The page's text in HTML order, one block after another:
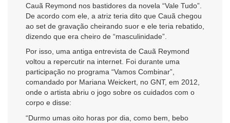
Cauã Reymond nos bastidores da novela “Vale Tudo”.
De acordo com ele, a atriz teria dito que Cauã chegou
ao set de gravação cheirando suor e ele teria rebatido,
dizendo que era cheiro de “masculinidade”.
Por isso, uma antiga entrevista de Cauã Reymond
voltou a repercutir na internet. Foi durante uma
participação no programa “Vamos Combinar”,
comandado por Mariana Weickert, no GNT, em 2012,
onde o artista abriu o jogo sobre os cuidados com o
corpo e disse:
“Durmo umas oito horas por dia, como bem, bebo